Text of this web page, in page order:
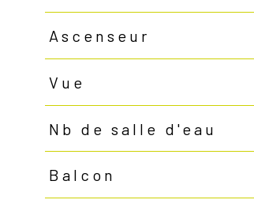
Ascenseur
Vue
Nb de salle d'eau
Balcon